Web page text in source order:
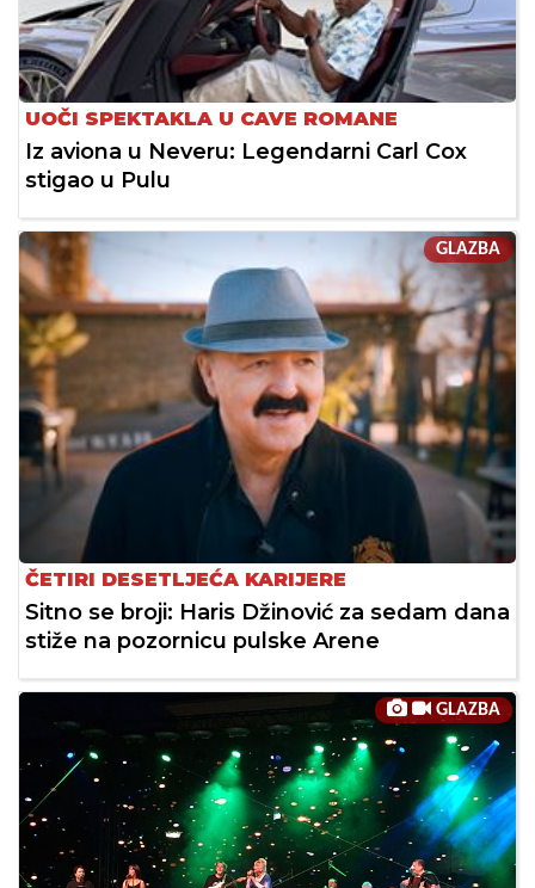
UOČI SPEKTAKLA U CAVE ROMANE
Iz aviona u Neveru: Legendarni Carl Cox
stigao u Pulu
GLAZBA
ČETIRI DESETLJEĆA KARIJERE
Sitno se broji: Haris Džinović za sedam dana
stiže na pozornicu pulske Arene
GLAZBA